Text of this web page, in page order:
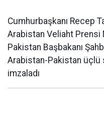
Cumhurbaşkanı Recep
Arabistan Veliaht Prensi
Pakistan Başbakanı
Arabistan-Pakistan üçlü
imzaladı